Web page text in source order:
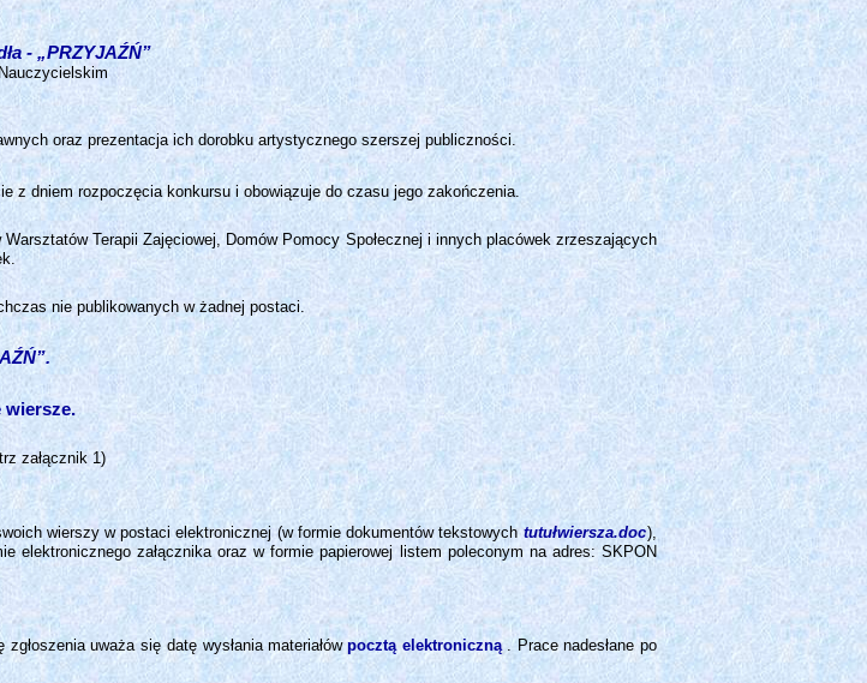
- „PRZYJAŹŃ”
oraz prezentacja ich dorobku artystycznego szerszej publiczności.
z dniem rozpoczęcia konkursu i obowiązuje do czasu jego zakończenia.
Terapii Zajęciowej, Domów Pomocy Społecznej i innych placówek zrzeszających
nie publikowanych w żadnej postaci.
wiersze.
załącznik 1)
wierszy w postaci elektronicznej (w formie dokumentów tekstowychtutułwiersza.doc),
elektronicznego załącznika oraz w formie papierowej listem poleconym na adres: SKPON
uważa się datę wysłania materiałów pocztą elektroniczną . Prace nadesłane po